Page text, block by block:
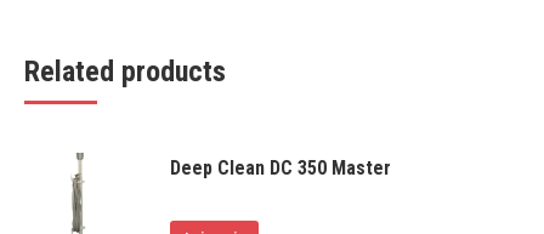
Related products
Deep Clean DC 350 Master